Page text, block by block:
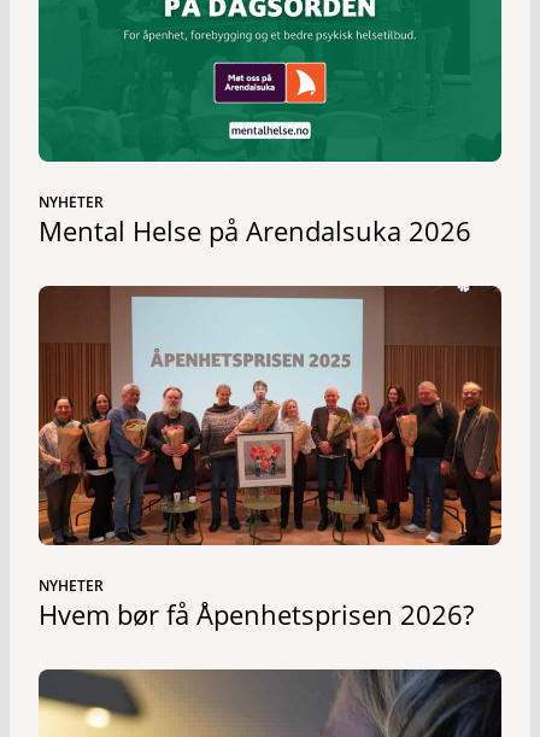
NYHETER
Mental Helse på Arendalsuka 2026
NYHETER
Hvem bør få Åpenhetsprisen 2026?